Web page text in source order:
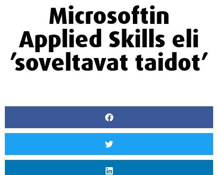
Microsoftin
Applied Skills eli
’soveltavat taidot’